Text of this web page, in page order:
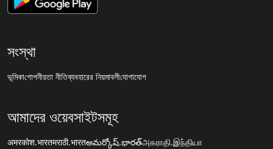
সংস্থা
ভূমিকাগোপনীয়তা নীতিব্যবহারের নিয়মাবলীযোগাযোগ
আমাদের ওয়েবসাইটসমূহ
अमरकोश.भारतमराठी.भारतఅమర్కోష్.భారత్அகராதி.இந்தியா